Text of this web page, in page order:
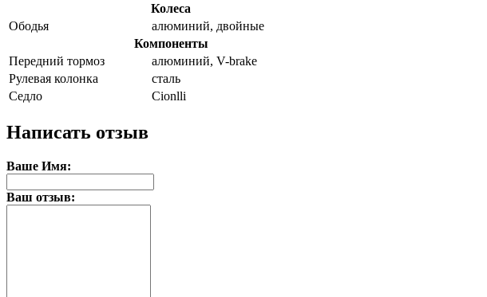
Колеса
Ободья
алюминий, двойные
Компоненты
Передний тормоз
алюминий, V-brake
Рулевая колонка
сталь
Седло
Cionlli
Написать отзыв
Ваше Имя:
Ваш отзыв: